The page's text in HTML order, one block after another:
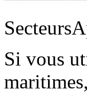
Secteurs
Si vous